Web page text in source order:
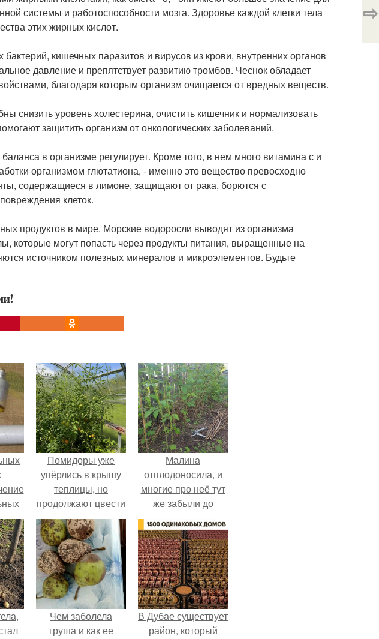
системы и работоспособности мозга. Здоровье каждой клетки тела
этих жирных кислот.
кишечных паразитов и вирусов из крови, внутренних органов
давление и препятствует развитию тромбов. Чеснок обладает
благодаря которым организм очищается от вредных веществ.
снизить уровень холестерина, очистить кишечник и нормализовать
защитить организм от онкологических заболеваний.
в организме регулирует. Кроме того, в нем много витамина с и
организмом глютатиона, - именно это вещество превосходно
содержащиеся в лимоне, защищают от рака, борются с
клеток.
продуктов в мире. Морские водоросли выводят из организма
которые могут попасть через продукты питания, выращенные на
источником полезных минералов и микроэлементов. Будьте
⇨
Помидоры уже
упёрлись в крышу
теплицы, но
продолжают цвести
как сумасшедшие?
Малина
отплодоносила, и
многие про неё тут
же забыли до
следующего лета.
Чем заболела
груша и как ее
В Дубае существует
район, который